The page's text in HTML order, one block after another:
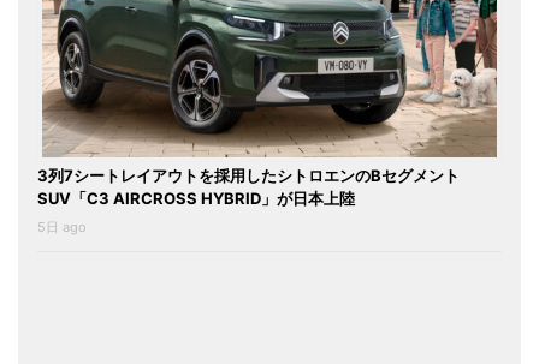
3列7シートレイアウトを採用したシトロエンのBセグメント
SUV「C3 AIRCROSS HYBRID」が日本上陸
5日 ago